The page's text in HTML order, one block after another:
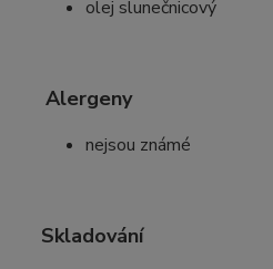
olej slunečnicový
Alergeny
nejsou známé
Skladování